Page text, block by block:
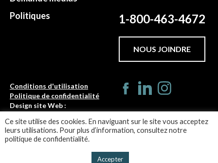
Politiques
1-800-463-4672
NOUS JOINDRE
Conditions d'utilisation
Politique de confidentialité
Design site Web :
©ACRGTQ 2026
Ce site utilise des cookies. En naviguant sur le site vous acceptez
leurs utilisations. Pour plus d’information, consultez notre
politique de confidentialité.
Accepter